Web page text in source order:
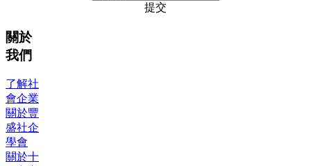
提交
關於
我們
了解社
會企業
關於豐
盛社企
學會
關於十